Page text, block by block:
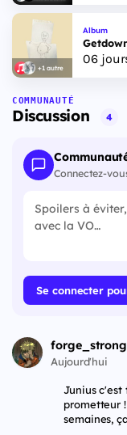
+1 autre
Album
06
COMMUNAUTÉ
Discussion 4
Connectez-
Se connecter
Aujourd'hui
Junius c'est
prometteur
semaines,